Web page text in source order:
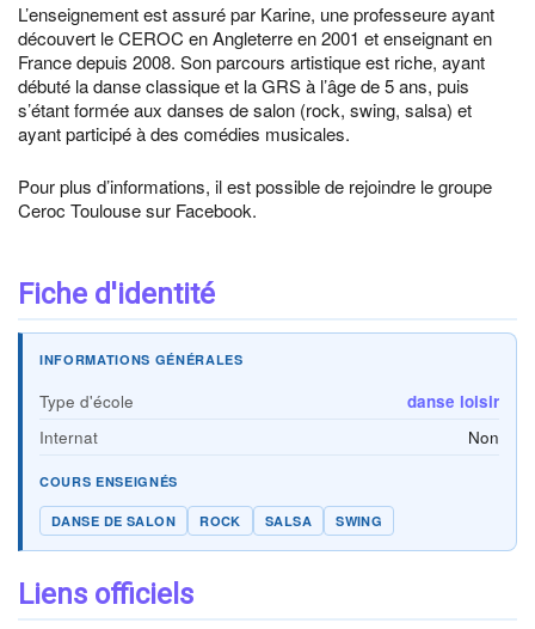
L’enseignement est assuré par Karine, une professeure ayant
découvert le CEROC en Angleterre en 2001 et enseignant en
France depuis 2008. Son parcours artistique est riche, ayant
débuté la danse classique et la GRS à l’âge de 5 ans, puis
s’étant formée aux danses de salon (rock, swing, salsa) et
ayant participé à des comédies musicales.
Pour plus d’informations, il est possible de rejoindre le groupe
Ceroc Toulouse sur Facebook.
Fiche d'identité
INFORMATIONS GÉNÉRALES
Type d'école
danse loisir
Internat
Non
COURS ENSEIGNÉS
DANSE DE SALON ROCK SALSA SWING
Liens officiels